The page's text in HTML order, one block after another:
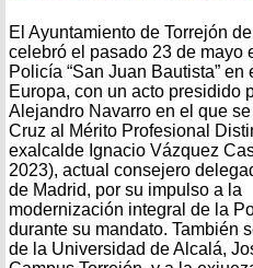
El Ayuntamiento de Torrejón
celebró el pasado 23 de mayo
Policía “San Juan Bautista” en
Europa, con un acto presidido
Alejandro Navarro en el que
Cruz al Mérito Profesional
exalcalde Ignacio Vázquez
2023), actual consejero
de Madrid, por su impulso a la
modernización integral de la
durante su mandato. También
de la Universidad de Alcalá,